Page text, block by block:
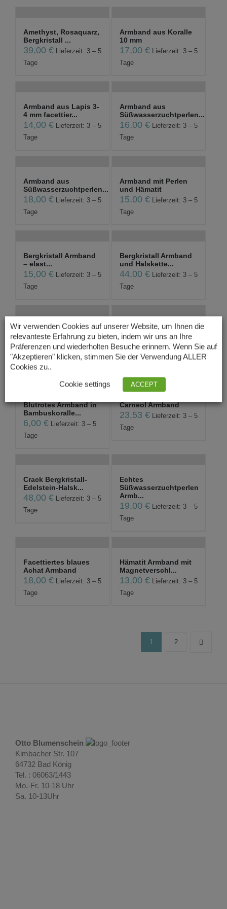
Amethyst, Rosaquarz,
Bergkristall ...
39,00 €
Lieferzeit: 3 – 5
Tage
Armband aus Koralle
10 mm
17,00€
Lieferzeit: 3 – 5
Tage
Armband aus Lapis 3-
4 mm facettier...
14,00 €
Lieferzeit: 3 – 5
Tage
Armband aus
Süßwasserzuchtperlen...
16,00€
Lieferzeit: 3 – 5
Tage
Armband aus
Süßwasserzuchtperlen...
18,00 €
Lieferzeit: 3 – 5
Tage
Armband mit Perlen
und Hämatit
15,00€
Lieferzeit: 3 – 5
Tage
Bergkristall Armband
– elast...
15,00 €
Lieferzeit: 3 – 5
Tage
Bergkristall Armband
und Halskette...
44,00€
Lieferzeit: 3 – 5
Tage
Bergkristall Chips
Armband mit Kor...
12,00€ Lieferzeit: 3 – 5
Tage
Blutrote Halskette und
Armband in...
18,00€ Lieferzeit: 3 – 5
Tage
Blutrotes Armband in
Bambuskoralle...
6,00 €
Lieferzeit: 3 – 5
Tage
Carneol Armband
23,53€
Lieferzeit: 3 – 5
Tage
Crack Bergkristall-
Edelstein-Halsk...
48,00 €
Lieferzeit: 3 – 5
Tage
Echtes
Süßwasserzuchtperlen
Armb...
19,00€
Lieferzeit: 3 – 5
Tage
Facettiertes blaues
Achat Armband
18,00 €
Lieferzeit: 3 – 5
Tage
Hämatit Armband mit
Magnetverschl...
13,00€
Lieferzeit: 3 – 5
Tage
1 2
Otto Blumenschein
Kimbacher Str. 107
64732 Bad König
Tel. : 06063/1443
Mo.-Fr. 10-18 Uhr
Sa. 10-13Uhr
Wir verwenden Cookies auf unserer Website, um Ihnen die
relevanteste Erfahrung zu bieten, indem wir uns an Ihre
Präferenzen und wiederholten Besuche erinnern. Wenn Sie auf
"Akzeptieren" klicken, stimmen Sie der Verwendung ALLER
Cookies zu..
Cookie settings ACCEPT